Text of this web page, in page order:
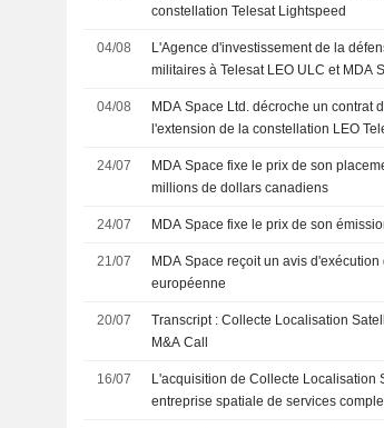
constellation Telesat Lightspeed
04/08
L'Agence d'investissement de la
militaires à Telesat LEO ULC et MDA
04/08
MDA Space Ltd. décroche un contrat
l'extension de la constellation LEO
24/07
MDA Space fixe le prix de son
millions de dollars canadiens
24/07 MDA Space fixe le prix de son
21/07
MDA Space reçoit un avis
européenne
20/07
Transcript : Collecte Localisation
M&A Call
16/07
L'acquisition de Collecte Localisation
entreprise spatiale de services